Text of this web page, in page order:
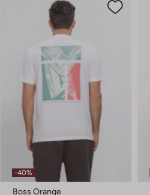
-40%
Boss Orange